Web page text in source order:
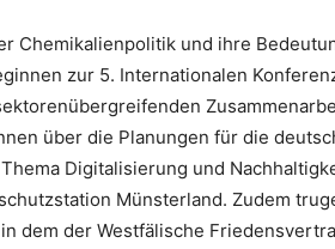
Chemikalienpolitik und ihre
zur 5. Internationalen
über die Planungen für die
Digitalisierung und
Münsterland. Zudem
dem der Westfälische